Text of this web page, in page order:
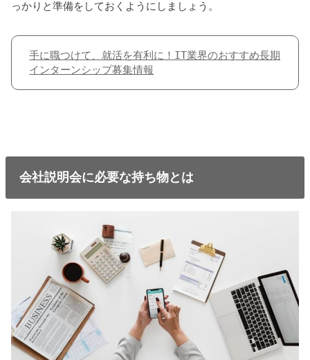
っかりと準備をしておくようにしましょう。
手に職つけて、就活を有利に！IT業界のおすすめ長期
インターンシップ募集情報
会社説明会に必要な持ち物とは